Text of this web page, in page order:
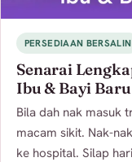
PERSEDIAAN BERSALIN
Senarai
Ibu & Bayi
Bila dah nak masuk
macam sikit. Nak-
ke hospital. Silap